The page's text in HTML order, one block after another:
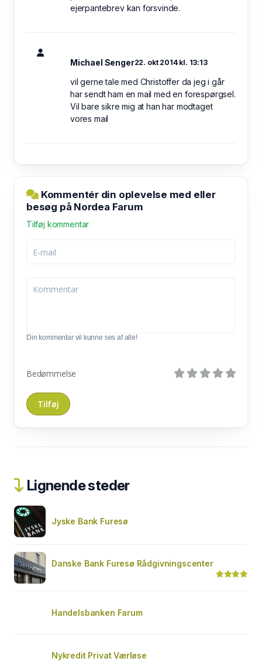
ejerpantebrev kan forsvinde.
Michael Senger22. okt 2014 kl. 13:13
vil gerne tale med Christoffer da jeg i går
har sendt ham en mail med en forespørgsel.
Vil bare sikre mig at han har modtaget
vores mail
Kommentér din oplevelse med eller
besøg på Nordea Farum
Tilføj kommentar
Din kommentar vil kunne ses af alle!
Bedømmelse
Lignende steder
Jyske Bank Furesø
Danske Bank Furesø Rådgivningscenter
Handelsbanken Farum
Nykredit Privat Værløse